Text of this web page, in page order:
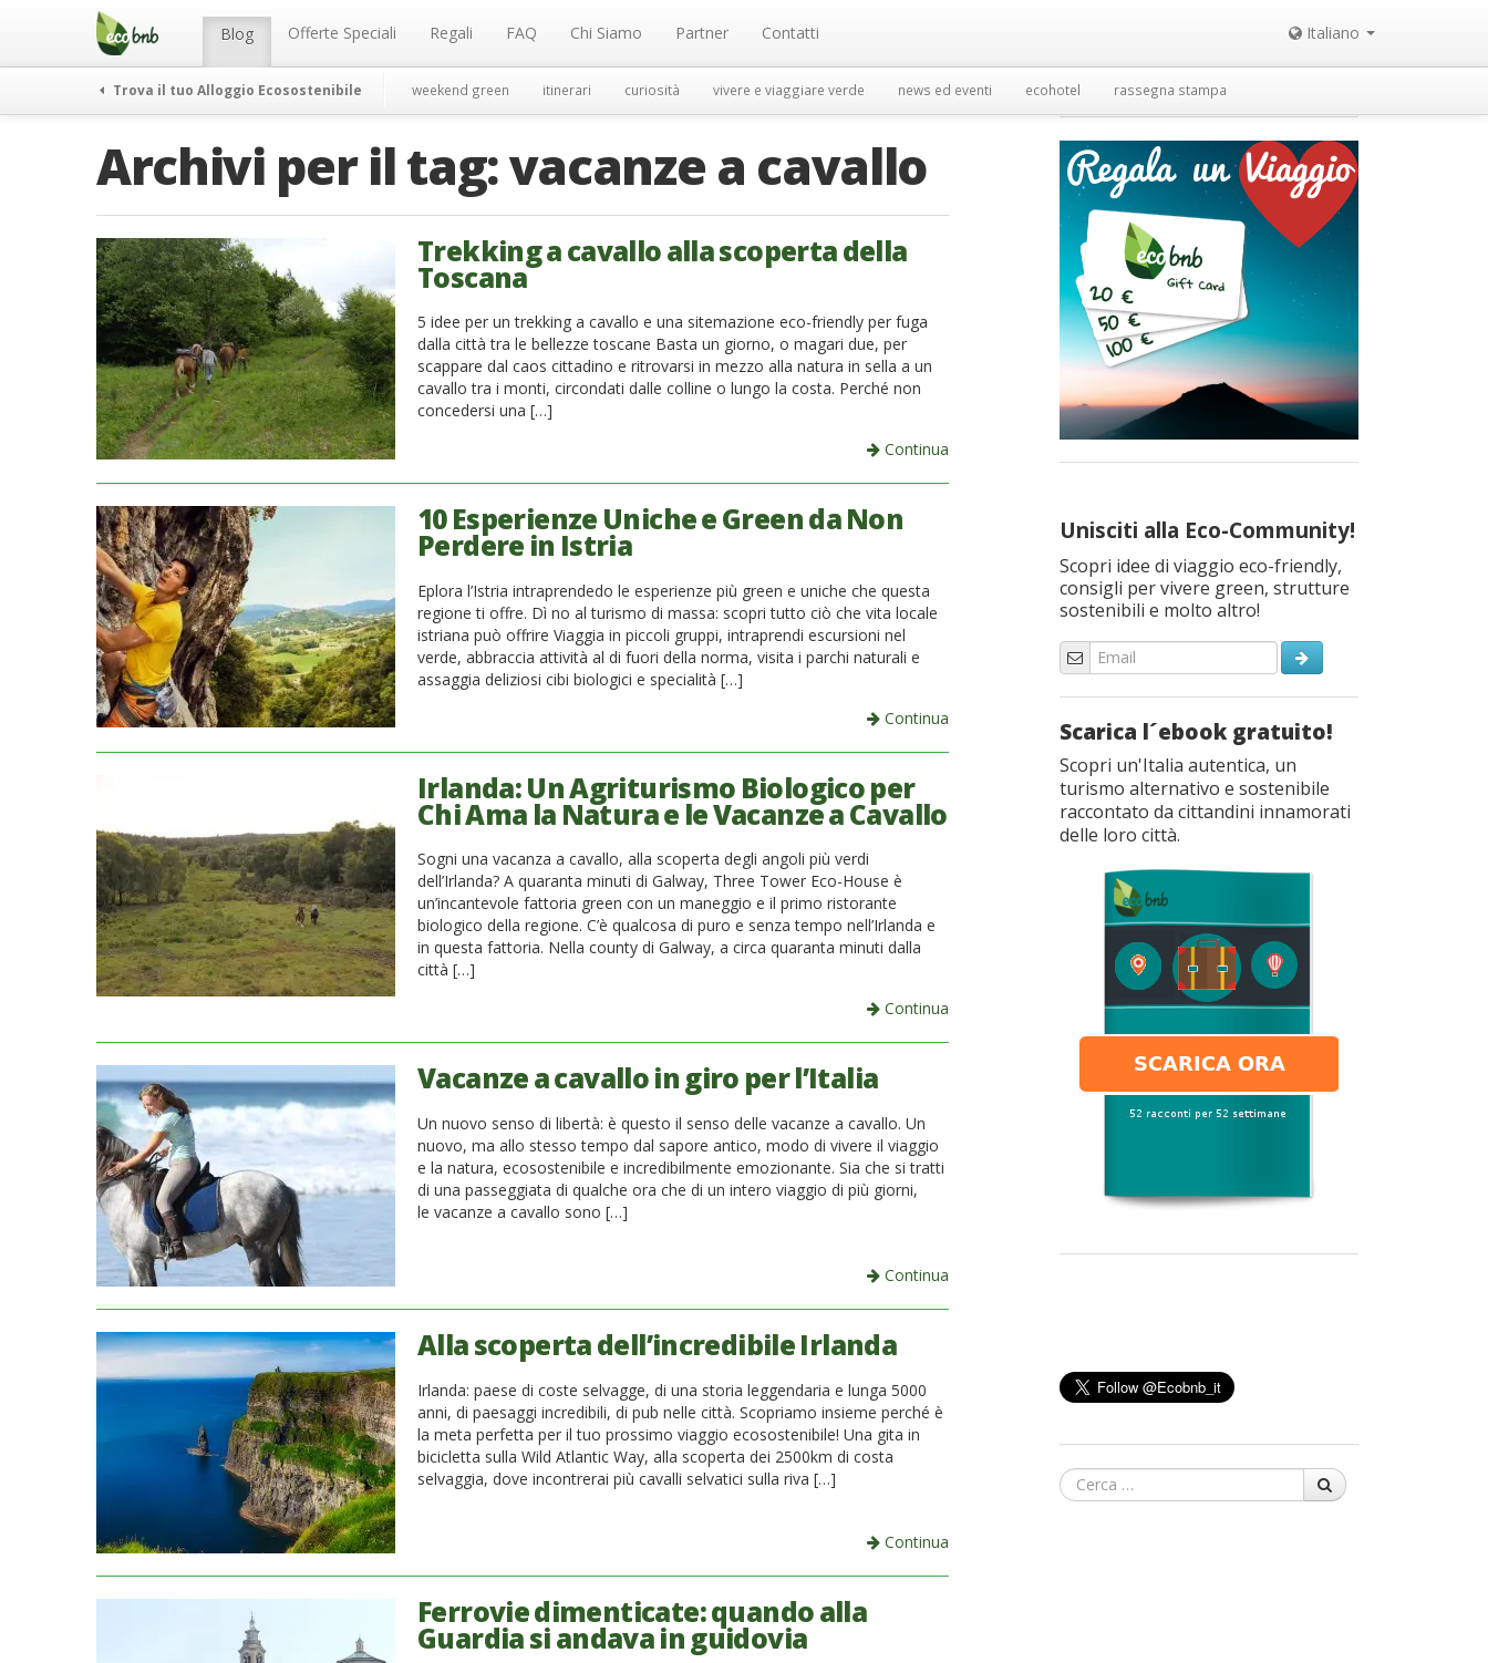
Menu Blog Offerte Speciali Regali FAQ Chi Siamo Partner Contatti Italiano
Trova il tuo Alloggio Ecosostenibile weekend green itinerari curiosità vivere e viaggiare verde news ed eventi ecohotel rassegna stampa
Archivi per il tag:vacanze a cavallo
Trekking a cavallo alla scoperta della
Toscana
5 idee per un trekking a cavallo e una sitemazione eco-friendly per fuga
dalla città tra le bellezze toscane Basta un giorno, o magari due, per
scappare dal caos cittadino e ritrovarsi in mezzo alla natura in sella a un
cavallo tra i monti, circondati dalle colline o lungo la costa. Perché non
concedersi una […]
Continua
10 Esperienze Uniche e Green da Non
Perdere in Istria
Eplora l’Istria intraprendedo le esperienze più green e uniche che questa
regione ti offre. Dì no al turismo di massa: scopri tutto ciò che vita locale
istriana può offrire Viaggia in piccoli gruppi, intraprendi escursioni nel
verde, abbraccia attività al di fuori della norma, visita i parchi naturali e
assaggia deliziosi cibi biologici e specialità […]
Continua
Irlanda: Un Agriturismo Biologico per
Chi Ama la Natura e le Vacanze a Cavallo
Sogni una vacanza a cavallo, alla scoperta degli angoli più verdi
dell’Irlanda? A quaranta minuti di Galway, Three Tower Eco-House è
un’incantevole fattoria green con un maneggio e il primo ristorante
biologico della regione. C’è qualcosa di puro e senza tempo nell’Irlanda e
in questa fattoria. Nella county di Galway, a circa quaranta minuti dalla
città […]
Continua
Vacanze a cavallo in giro per l’Italia
Un nuovo senso di libertà: è questo il senso delle vacanze a cavallo. Un
nuovo, ma allo stesso tempo dal sapore antico, modo di vivere il viaggio
e la natura, ecosostenibile e incredibilmente emozionante. Sia che si tratti
di una passeggiata di qualche ora che di un intero viaggio di più giorni,
le vacanze a cavallo sono […]
Continua
Alla scoperta dell’incredibile Irlanda
Irlanda: paese di coste selvagge, di una storia leggendaria e lunga 5000
anni, di paesaggi incredibili, di pub nelle città. Scopriamo insieme perché è
la meta perfetta per il tuo prossimo viaggio ecosostenibile! Una gita in
bicicletta sulla Wild Atlantic Way, alla scoperta dei 2500km di costa
selvaggia, dove incontrerai più cavalli selvatici sulla riva […]
Continua
Ferrovie dimenticate: quando alla
Guardia si andava in guidovia
Unisciti alla Eco-Community!
Scopri idee di viaggio eco-friendly,
consigli per vivere green, strutture
sostenibili e molto altro!
Scarica l´ebook gratuito!
Scopri un'Italia autentica, un
turismo alternativo e sostenibile
raccontato da cittandini innamorati
delle loro città.
Cerca